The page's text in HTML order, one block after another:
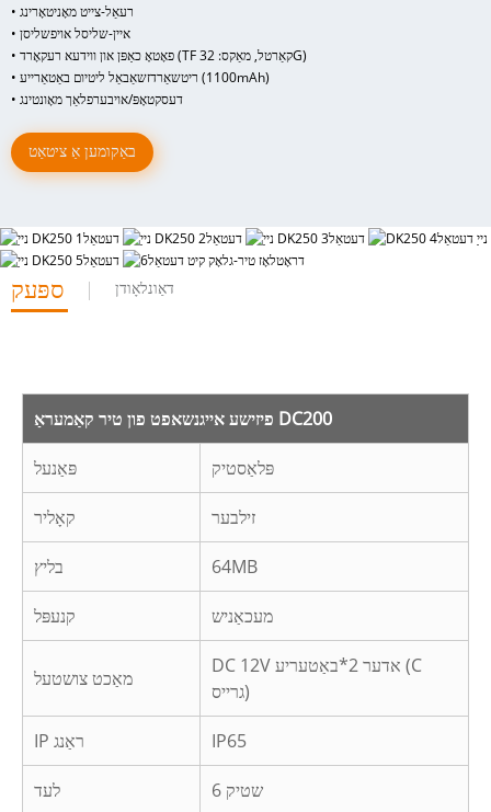
• רעאַל-צייט מאָניטאָרינג
• איין-שליסל אויפשליסן
• פאָטאָ כאַפּן און ווידעא רעקאָרד (TF קאַרטל, מאַקס: 32G)
• ריטשאַרדזשאַבאַל ליטיום באַטאַרייע (1100mAh)
• דעסקטאָפּ/אויבערפלאַך מאָונטינג
באַקומען אַ ציטאַט
ספּעק דאַונלאָודן
פיזישע אייגנשאפט פון טיר קאַמעראַ DC200
פּאַנעל פּלאַסטיק
קאָליר זילבער
בליץ 64MB
קנעפּל מעכאַניש
מאַכט צושטעל
DC 12V אדער 2*באַטעריע (C
גרייס)
IP ראַנג IP65
לעד 6 שטיק